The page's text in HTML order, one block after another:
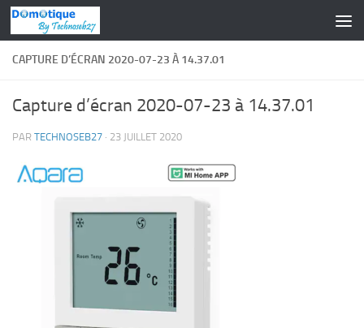
Skip to content
CAPTURE D’ÉCRAN 2020-07-23 À 14.37.01
Capture d’écran 2020-07-23 à 14.37.01
PAR TECHNOSEB27 · 23 JUILLET 2020